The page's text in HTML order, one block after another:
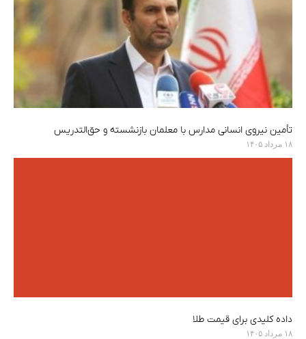
تأمین نیروی انسانی مدارس با معلمان بازنشسته و حق‌التدریس
۱۸ مرداد ۱۴۰۵
داده کلیدی برای قیمت طلا
۱۸ مرداد ۱۴۰۵